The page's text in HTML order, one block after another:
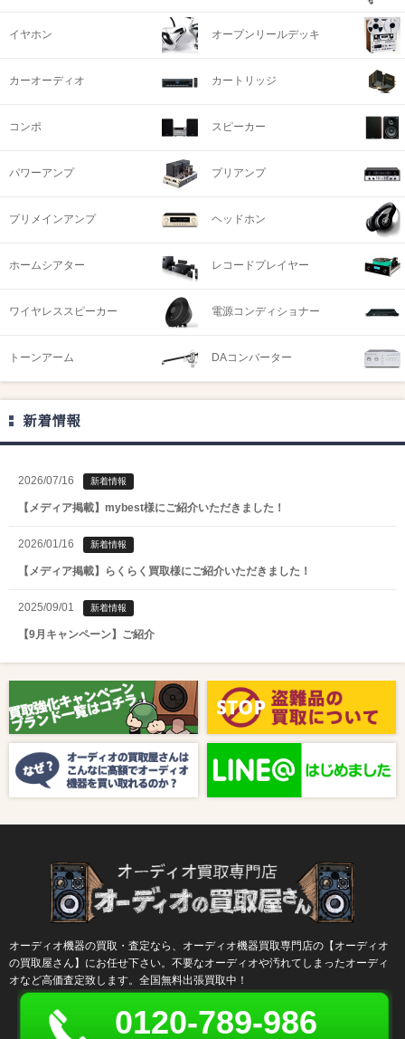
イヤホン オープンリールデッキ
カーオーディオ カートリッジ
コンポ スピーカー
パワーアンプ プリアンプ
プリメインアンプ ヘッドホン
ホームシアター レコードプレイヤー
ワイヤレススピーカー 電源コンディショナー
トーンアーム DAコンバーター
新着情報
2026/07/16 新着情報
【メディア掲載】mybest様にご紹介いただきました！
2026/01/16 新着情報
【メディア掲載】らくらく買取様にご紹介いただきました！
2025/09/01 新着情報
【9月キャンペーン】ご紹介
【8月キャンペーン】ご紹介
2024/10/04 新着情報
【ラジオ番組放送のお知らせ】
オーディオ機器の買取・査定なら、オーディオ機器買取専門店の【オーディオ
の買取屋さん】にお任せ下さい。不要なオーディオや汚れてしまったオーディ
オなど高価査定致します。全国無料出張買取中！
0120-789-986